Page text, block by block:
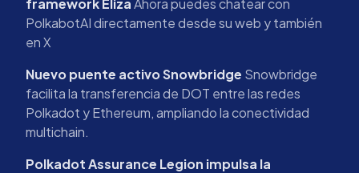
PolkabotAI directamente desde su web y también
en X
Nuevo puente activo Snowbridge Snowbridge
facilita la transferencia de DOT entre las redes
Polkadot y Ethereum, ampliando la conectividad
multichain.
Polkadot Assurance Legion impulsa la